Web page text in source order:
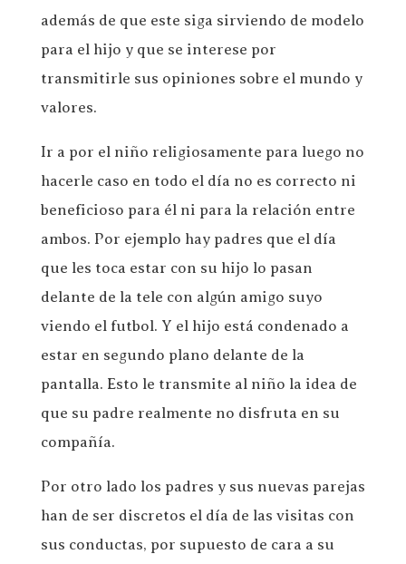
además de que este siga sirviendo de modelo
para el hijo y que se interese por
transmitirle sus opiniones sobre el mundo y
valores.
Ir a por el niño religiosamente para luego no
hacerle caso en todo el día no es correcto ni
beneficioso para él ni para la relación entre
ambos. Por ejemplo hay padres que el día
que les toca estar con su hijo lo pasan
delante de la tele con algún amigo suyo
viendo el futbol. Y el hijo está condenado a
estar en segundo plano delante de la
pantalla. Esto le transmite al niño la idea de
que su padre realmente no disfruta en su
compañía.
Por otro lado los padres y sus nuevas parejas
han de ser discretos el día de las visitas con
sus conductas, por supuesto de cara a su